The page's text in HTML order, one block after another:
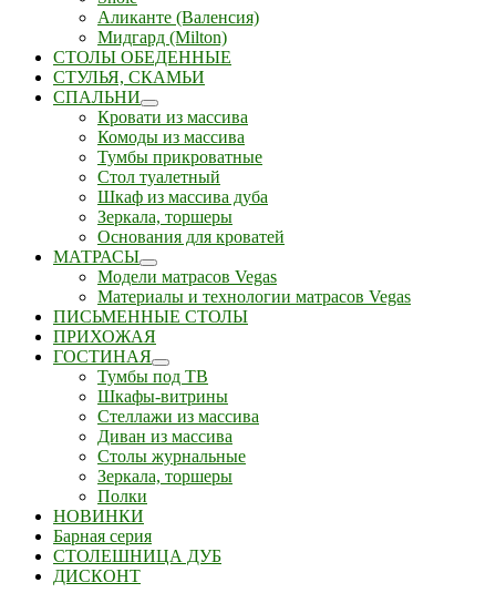
Аликанте (Валенсия)
Мидгард (Milton)
СТОЛЫ ОБЕДЕННЫЕ
СТУЛЬЯ, СКАМЬИ
СПАЛЬНИ
Кровати из массива
Комоды из массива
Тумбы прикроватные
Стол туалетный
Шкаф из массива дуба
Зеркала, торшеры
Основания для кроватей
МАТРАСЫ
Модели матрасов Vegas
Материалы и технологии матрасов Vegas
ПИСЬМЕННЫЕ СТОЛЫ
ПРИХОЖАЯ
ГОСТИНАЯ
Тумбы под ТВ
Шкафы-витрины
Стеллажи из массива
Диван из массива
Столы журнальные
Зеркала, торшеры
Полки
НОВИНКИ
Барная серия
СТОЛЕШНИЦА ДУБ
ДИСКОНТ